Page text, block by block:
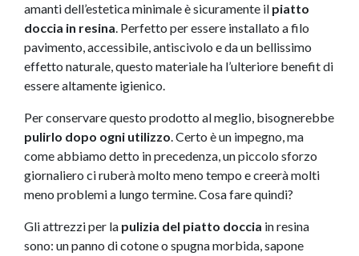
amanti dell’estetica minimale è sicuramente il piatto
doccia in resina. Perfetto per essere installato a filo
pavimento, accessibile, antiscivolo e da un bellissimo
effetto naturale, questo materiale ha l’ulteriore benefit di
essere altamente igienico.
Per conservare questo prodotto al meglio, bisognerebbe
pulirlo dopo ogni utilizzo. Certo è un impegno, ma
come abbiamo detto in precedenza, un piccolo sforzo
giornaliero ci ruberà molto meno tempo e creerà molti
meno problemi a lungo termine. Cosa fare quindi?
Gli attrezzi per la pulizia del piatto doccia in resina
sono: un panno di cotone o spugna morbida, sapone